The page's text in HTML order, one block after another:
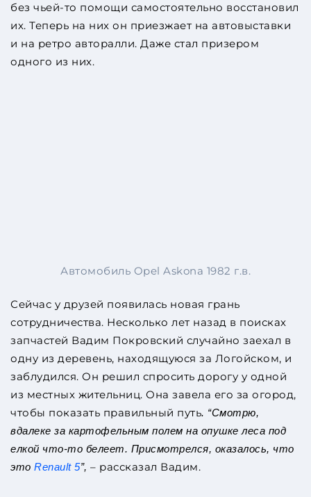
без чьей-то помощи самостоятельно восстановил
их. Теперь на них он приезжает на автовыставки
и на ретро авторалли. Даже стал призером
одного из них.
Автомобиль Opel Askona 1982 г.в.
Сейчас у друзей появилась новая грань
сотрудничества. Несколько лет назад в поисках
запчастей Вадим Покровский случайно заехал в
одну из деревень, находящуюся за Логойском, и
заблудился. Он решил спросить дорогу у одной
из местных жительниц. Она завела его за огород,
чтобы показать правильный путь. “Смотрю,
вдалеке за картофельным полем на опушке леса под
елкой что-то белеет. Присмотрелся, оказалось, что
это Renault 5”, – рассказал Вадим.